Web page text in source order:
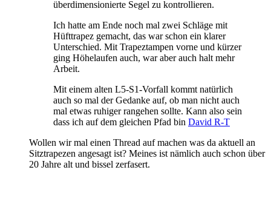
überdimensionierte Segel zu kontrollieren.
Ich hatte am Ende noch mal zwei Schläge mit
Hüfttrapez gemacht, das war schon ein klarer
Unterschied. Mit Trapeztampen vorne und kürzer
ging Höhelaufen auch, war aber auch halt mehr
Arbeit.
Mit einem alten L5-S1-Vorfall kommt natürlich
auch so mal der Gedanke auf, ob man nicht auch
mal etwas ruhiger rangehen sollte. Kann also sein
dass ich auf dem gleichen Pfad bin David R-T
Wollen wir mal einen Thread auf machen was da aktuell an
Sitztrapezen angesagt ist? Meines ist nämlich auch schon über
20 Jahre alt und bissel zerfasert.